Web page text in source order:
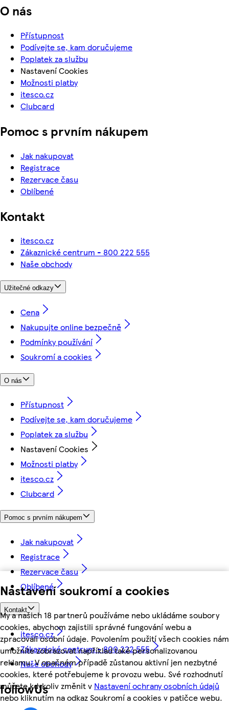
Nastavení soukromí a cookies
My a našich 18 partnerů používáme nebo ukládáme soubory
cookies, abychom zajistili správné fungování webu a
zpracovali osobní údaje. Povolením použití všech cookies nám
umožníte zobrazovat například také personalizovanou
reklamu. V opačném případě zůstanou aktivní jen nezbytné
cookies, které potřebujeme k provozu webu. Své rozhodnutí
můžete kdykoliv změnit v Nastavení ochrany osobních údajů
nebo kliknutím na odkaz Soukromí a cookies v patičce webu.
O nás
Přístupnost
Podívejte se, kam doručujeme
Poplatek za službu
Nastavení Cookies
Možnosti platby
itesco.cz
Clubcard
Pomoc s prvním nákupem
Jak nakupovat
Registrace
Rezervace času
Oblíbené
Kontakt
itesco.cz
Zákaznické centrum - 800 222 555
Naše obchody
Užitečné odkazy
Cena
Nakupujte online bezpečně
Podmínky používání
Soukromí a cookies
O nás
Přístupnost
Podívejte se, kam doručujeme
Poplatek za službu
Nastavení Cookies
Možnosti platby
itesco.cz
Clubcard
Pomoc s prvním nákupem
Jak nakupovat
Registrace
Rezervace času
Oblíbené
Kontakt
itesco.cz
Zákaznické centrum - 800 222 555
Naše obchody
followUs